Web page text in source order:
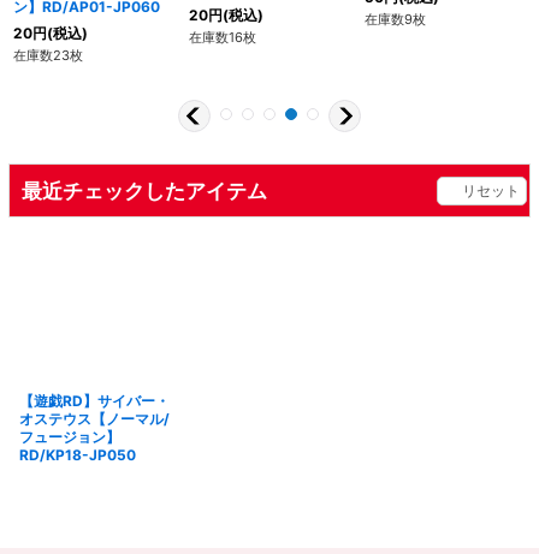
ン】RD/AP01-JP060
20円(税込)
在庫数23枚
20円(税込)
在庫数16枚
在庫数9枚
最近チェックしたアイテム リセット
【遊戯RD】サイバー・
オステウス【ノーマル/
フュージョン】
RD/KP18-JP050